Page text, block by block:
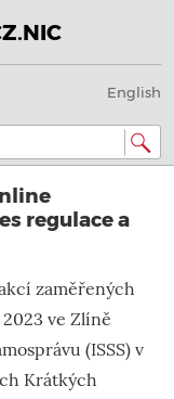
English
regulace a
zaměřených
ve Zlíně
(ISSS) v
Krátkých